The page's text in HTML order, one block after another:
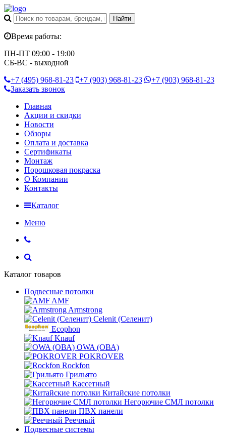
Время работы:
ПН-ПТ 09:00 - 19:00
СБ-ВС - выходной
+7 (495) 968-81-23 +7 (903) 968-81-23 +7 (903) 968-81-23
Заказать звонок
Главная
Акции и скидки
Новости
Обзоры
Оплата и доставка
Сертификаты
Монтаж
Порошковая покраска
О Компании
Контакты
Каталог
Меню
Каталог товаров
Подвесные потолки
AMF
Armstrong
Celenit (Селенит)
Ecophon
Knauf
OWA (ОВА)
POKROVER
Rockfon
Грильято
Кассетный
Китайские потолки
Негорючие СМЛ потолки
ПВХ панели
Реечный
Подвесные системы